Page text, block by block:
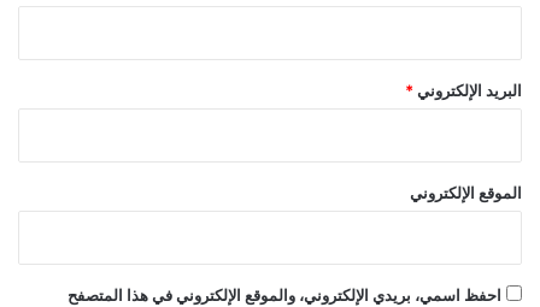
البريد الإلكتروني *
الموقع الإلكتروني
احفظ اسمي، بريدي الإلكتروني، والموقع الإلكتروني في هذا المتصفح